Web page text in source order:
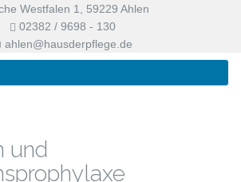
Westfalen 1, 59229 Ahlen
02382 / 9698 - 130
ahlen@hausderpflege.de
und